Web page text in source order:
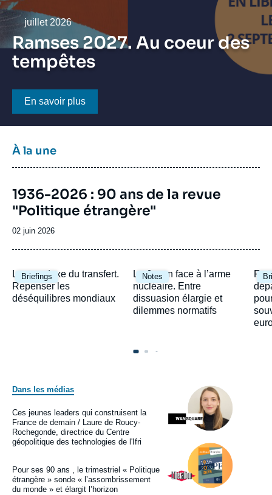
Nous soutenir
Date
juillet 2026
Ramses 2027. Au coeur des
tempêtes
Bouton CTA
En savoir plus
Titre
bloc
la
une
À la une
Image
de
couverture
la
1936-2026 : 90 ans de la revue
"Politique étrangère"
Date
02 juin 2026
Briefings
Image
principale
Le paradoxe du transfert.
Repenser les
déséquilibres mondiaux
Notes
Image
principale
Le Japon face à l’arme
nucléaire. Entre
dissuasion élargie et
dilemmes normatifs
Dans les médias
Logo
Image
principale
médiatique
Ces jeunes leaders qui construisent la
France de demain / Laure de Roucy-
Rochegonde, directrice du Centre
géopolitique des technologies de l'Ifri
Logo
Image
principale
médiatique
Pour ses 90 ans , le trimestriel « Politique
étrangère » sonde « l’assombrissement
du monde » et élargit l’horizon